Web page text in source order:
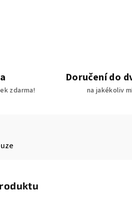
zdarma!
Doručení do
na jakékoliv